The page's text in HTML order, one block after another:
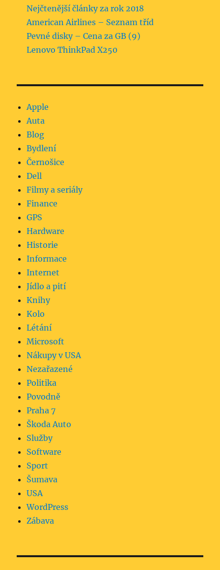
Nejčtenější články za rok 2018
American Airlines – Seznam tříd
Pevné disky – Cena za GB (9)
Lenovo ThinkPad X250
Apple
Auta
Blog
Bydlení
Černošice
Dell
Filmy a seriály
Finance
GPS
Hardware
Historie
Informace
Internet
Jídlo a pití
Knihy
Kolo
Létání
Microsoft
Nákupy v USA
Nezařazené
Politika
Povodně
Praha 7
Škoda Auto
Služby
Software
Sport
Šumava
USA
WordPress
Zábava